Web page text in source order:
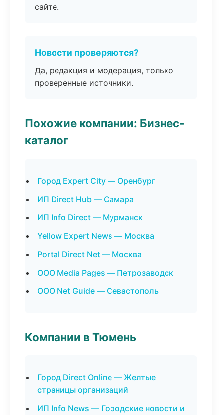
сайте.
Новости проверяются?
Да, редакция и модерация, только
проверенные источники.
Похожие компании: Бизнес-
каталог
Город Expert City — Оренбург
ИП Direct Hub — Самара
ИП Info Direct — Мурманск
Yellow Expert News — Москва
Portal Direct Net — Москва
ООО Media Pages — Петрозаводск
ООО Net Guide — Севастополь
Компании в Тюмень
Город Direct Online — Желтые
страницы организаций
ИП Info News — Городские новости и